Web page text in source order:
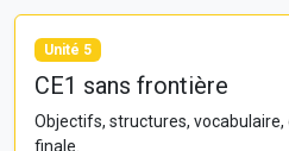
Unité 5
CE1 sans frontière
Objectifs, structures,
finale.